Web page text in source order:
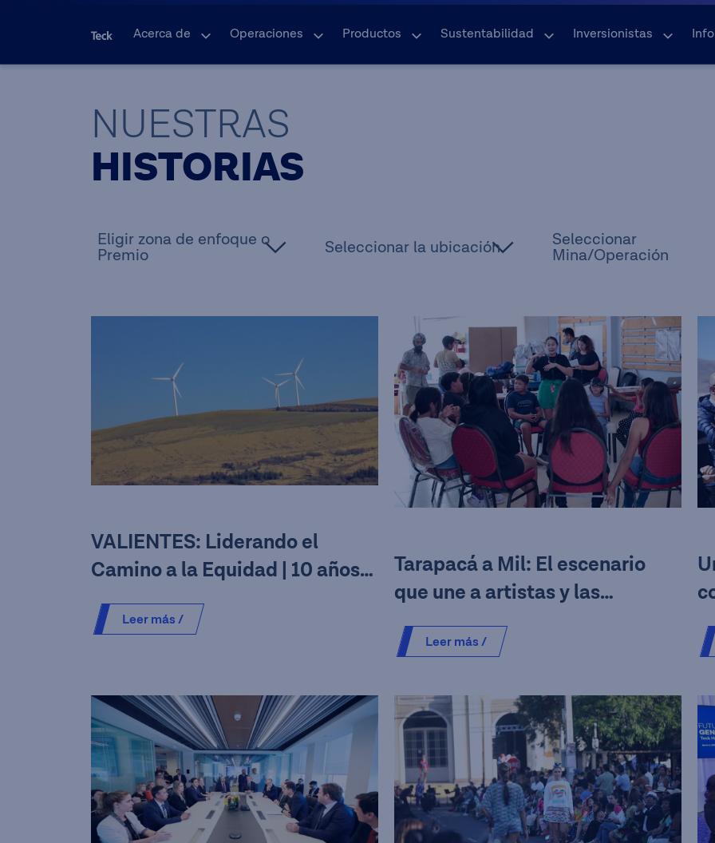
Acerca de Operaciones Productos Sustentabilidad Inversionistas
NUESTRAS
HISTORIAS
Eligir zona de enfoque o
Premio
Seleccionar la ubicación
Seleccionar
Mina/Operación
VALIENTES: Liderando el
Camino a la Equidad | 10 años
de transformación en Teck
Leer más /
Tarapacá a Mil: El escenario
que une a artistas y las
comunidades en torno a la
cultura y la reflexión
Leer más /